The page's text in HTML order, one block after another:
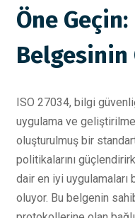
Öne Geçin:
Belgesinin
ISO 27034, bilgi
uygulama ve
oluşturulmuş bir
politikalarını
dair en iyi uygulamaları
oluyor. Bu belgenin